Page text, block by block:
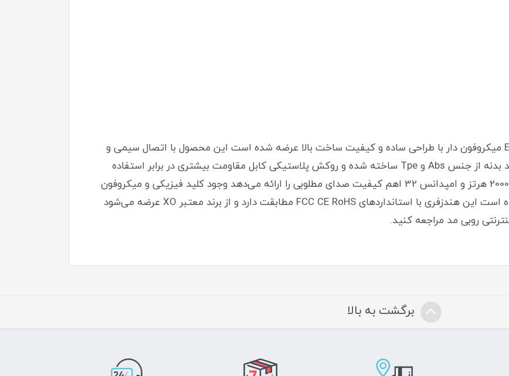
هندزفری ایکس او مناسب آیفون مدل EP79 XO میکروفون دار با طراحی ساده و کیفیت ساخت بالا عرضه شده است این محصول با اتصال سیمی و
طول کابل 1.2 متر استفاده راحتی را فراهم می‌کند بدنه از جنس Abs و Tpe ساخته شده و روکش پلاستیکی کابل مقاومت بیشتری در برابر استفاده
روزمره ایجاد می‌کند فرکانس پاسخگویی 20 تا 20000 هرتز و امپدانس 32 اهم کیفیت صدای مطلوبی را ارائه می‌دهد وجود کلید فیزیکی و میکروفون
داخلی امکان مکالمه و کنترل آسان را فراهم کرده است این هندزفری با استانداردهای FCC CE RoHS مطابقت دارد و از برند معتبر XO عرضه می‌شود
روبی مد مراجعه کنید.
برگشت به بالا